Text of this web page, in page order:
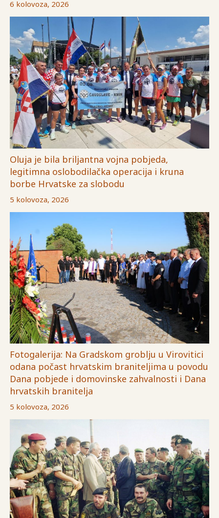
6 kolovoza, 2026
Oluja je bila briljantna vojna pobjeda,
legitimna oslobodilačka operacija i kruna
borbe Hrvatske za slobodu
5 kolovoza, 2026
Fotogalerija: Na Gradskom groblju u Virovitici
odana počast hrvatskim braniteljima u povodu
Dana pobjede i domovinske zahvalnosti i Dana
hrvatskih branitelja
5 kolovoza, 2026